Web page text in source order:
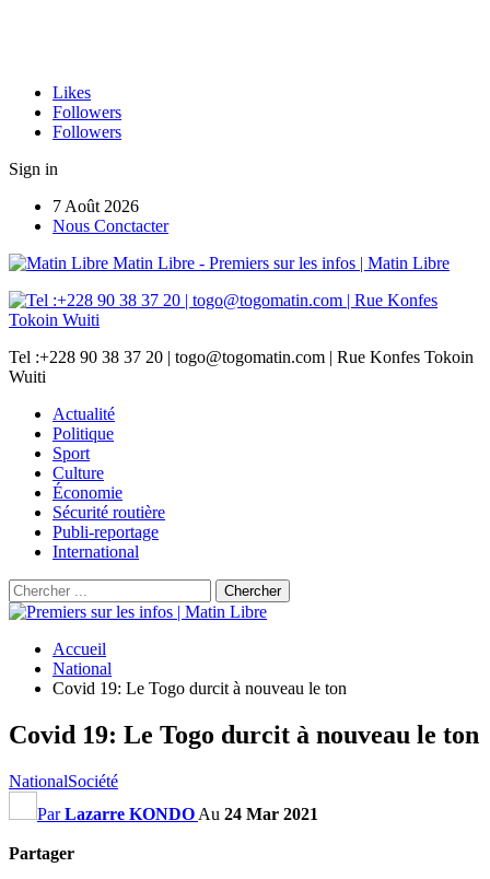
Likes
Followers
Followers
Sign in
7 Août 2026
Nous Conctacter
Matin Libre - Premiers sur les infos | Matin Libre
Tel :+228 90 38 37 20 | togo@togomatin.com | Rue Konfes Tokoin
Wuiti
Actualité
Politique
Sport
Culture
Économie
Sécurité routière
Publi-reportage
International
Accueil
National
Covid 19: Le Togo durcit à nouveau le ton
Covid 19: Le Togo durcit à nouveau le ton
NationalSociété
ParLazarre KONDO Au 24 Mar 2021
Partager